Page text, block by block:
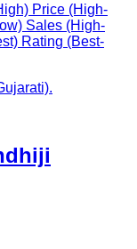
Price (High-
Sales (High-
Rating (Best-